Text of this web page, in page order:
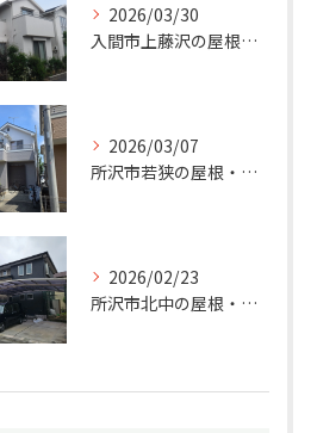
2026/03/30
入間市上藤沢の屋根・外壁塗装工事施工事例
2026/03/07
所沢市若狭の屋根・外壁塗装工事施工事例
2026/02/23
所沢市北中の屋根・外壁塗装工事施工事例